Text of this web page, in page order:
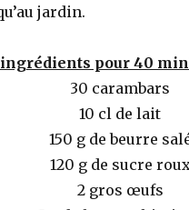
jardin.
ingrédients pour 40
30 carambars
10 cl de lait
150 g de beurre
120 g de sucre
2 gros œufs